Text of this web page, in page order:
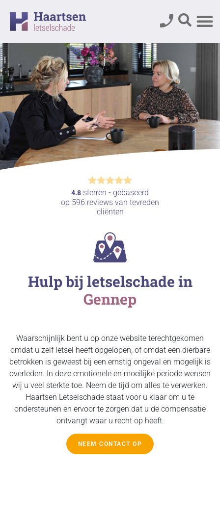
4.8 sterren - gebaseerd
op 596 reviews van tevreden
cliënten
Hulp bij letselschade in
Gennep
Waarschijnlijk bent u op onze website terechtgekomen
omdat u zelf letsel heeft opgelopen, of omdat een dierbare
betrokken is geweest bij een ernstig ongeval en mogelijk is
overleden. In deze emotionele en moeilijke periode wensen
wij u veel sterkte toe. Neem de tijd om alles te verwerken.
Haartsen Letselschade staat voor u klaar om u te
ondersteunen en ervoor te zorgen dat u de compensatie
ontvangt waar u recht op heeft.
NEEM CONTACT OP